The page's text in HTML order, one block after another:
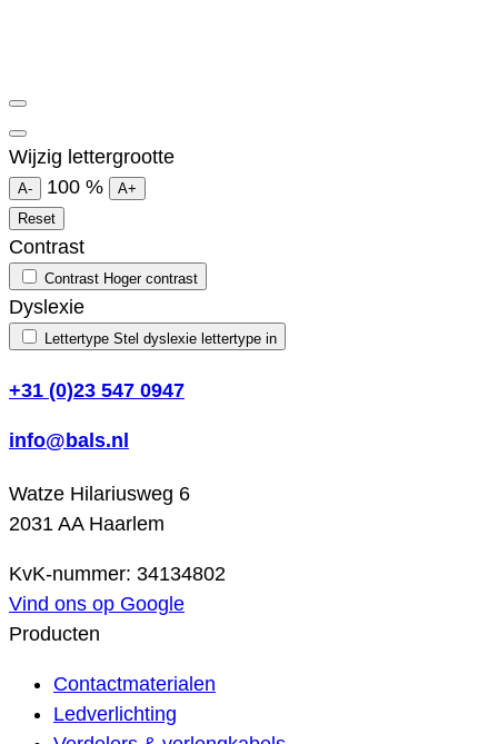
Wijzig lettergrootte
A- 100 %
A+
Reset
Contrast
Contrast Hoger contrast
Dyslexie
Lettertype Stel dyslexie lettertype in
+31 (0)23 547 0947
info@bals.nl
Watze Hilariusweg 6
2031 AA Haarlem
KvK-nummer: 34134802
Vind ons op Google
Producten
Contactmaterialen
Ledverlichting